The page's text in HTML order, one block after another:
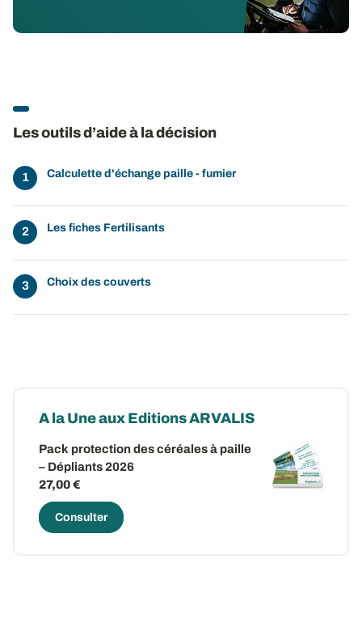
Les outils d’aide à la décision
Calculette d'échange paille - fumier
Les fiches Fertilisants
Choix des couverts
A la Une aux Editions ARVALIS
Pack protection des céréales à paille
– Dépliants 2026
27,00 €
Consulter